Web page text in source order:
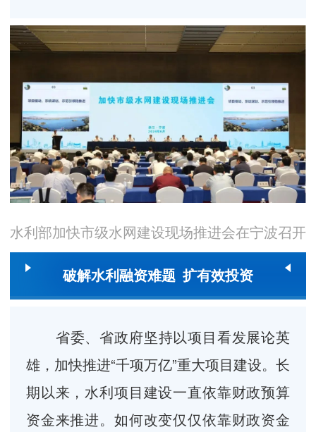
水利部加快市级水网建设现场推进会在宁波召开
破解水利融资难题 扩有效投资
省委、省政府坚持以项目看发展论英
雄，加快推进“千项万亿”重大项目建设。长
期以来，水利项目建设一直依靠财政预算
资金来推进。如何改变仅仅依靠财政资金